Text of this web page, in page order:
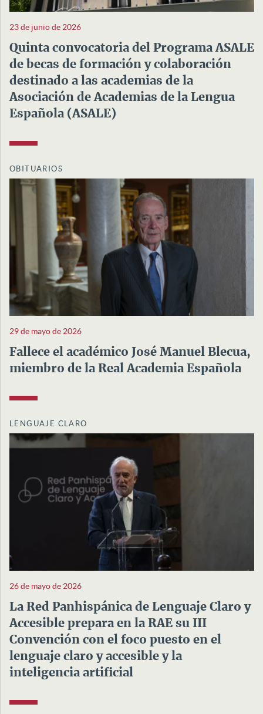
23 de junio de 2026
Quinta convocatoria del Programa ASALE
de becas de formación y colaboración
destinado a las academias de la
Asociación de Academias de la Lengua
Española (ASALE)
OBITUARIOS
29 de mayo de 2026
Fallece el académico José Manuel Blecua,
miembro de la Real Academia Española
LENGUAJE CLARO
26 de mayo de 2026
La Red Panhispánica de Lenguaje Claro y
Accesible prepara en la RAE su III
Convención con el foco puesto en el
lenguaje claro y accesible y la
inteligencia artificial